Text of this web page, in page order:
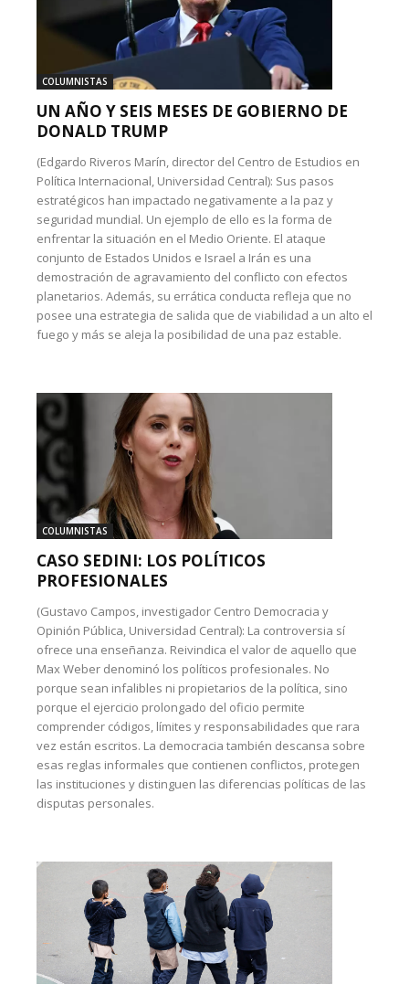
COLUMNISTAS
UN AÑO Y SEIS MESES DE GOBIERNO DE
DONALD TRUMP
(Edgardo Riveros Marín, director del Centro de Estudios en
Política Internacional, Universidad Central): Sus pasos
estratégicos han impactado negativamente a la paz y
seguridad mundial. Un ejemplo de ello es la forma de
enfrentar la situación en el Medio Oriente. El ataque
conjunto de Estados Unidos e Israel a Irán es una
demostración de agravamiento del conflicto con efectos
planetarios. Además, su errática conducta refleja que no
posee una estrategia de salida que de viabilidad a un alto el
fuego y más se aleja la posibilidad de una paz estable.
COLUMNISTAS
CASO SEDINI: LOS POLÍTICOS
PROFESIONALES
(Gustavo Campos, investigador Centro Democracia y
Opinión Pública, Universidad Central): La controversia sí
ofrece una enseñanza. Reivindica el valor de aquello que
Max Weber denominó los políticos profesionales. No
porque sean infalibles ni propietarios de la política, sino
porque el ejercicio prolongado del oficio permite
comprender códigos, límites y responsabilidades que rara
vez están escritos. La democracia también descansa sobre
esas reglas informales que contienen conflictos, protegen
las instituciones y distinguen las diferencias políticas de las
disputas personales.